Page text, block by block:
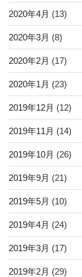
2020年4月 (13)
2020年3月 (8)
2020年2月 (17)
2020年1月 (23)
2019年12月 (12)
2019年11月 (14)
2019年10月 (26)
2019年9月 (21)
2019年5月 (10)
2019年4月 (24)
2019年3月 (17)
2019年2月 (29)